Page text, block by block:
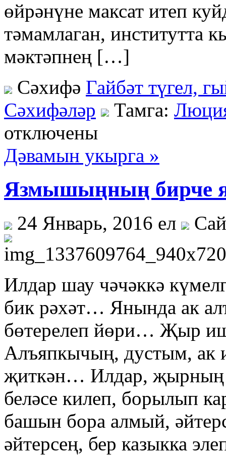
өйрәнүне максат итеп
тәмамлаган, институтта
мәктәпнең […]
Сәхифә Гайбәт түгел,
Сәхифәләр
Тамга:
отключены
Дәвамын укырга »
Язмышыңның бирче
24 Январь, 2016 ел
Илдар шау чәчәккә
бик рәхәт… Янында ак
бөтерелеп йөри… Җыр
Алъяпкычың, дустым, ак
җиткән… Илдар, җырның
беләсе килеп, борылып
башын бора алмый,
әйтерсең, бер казыкка